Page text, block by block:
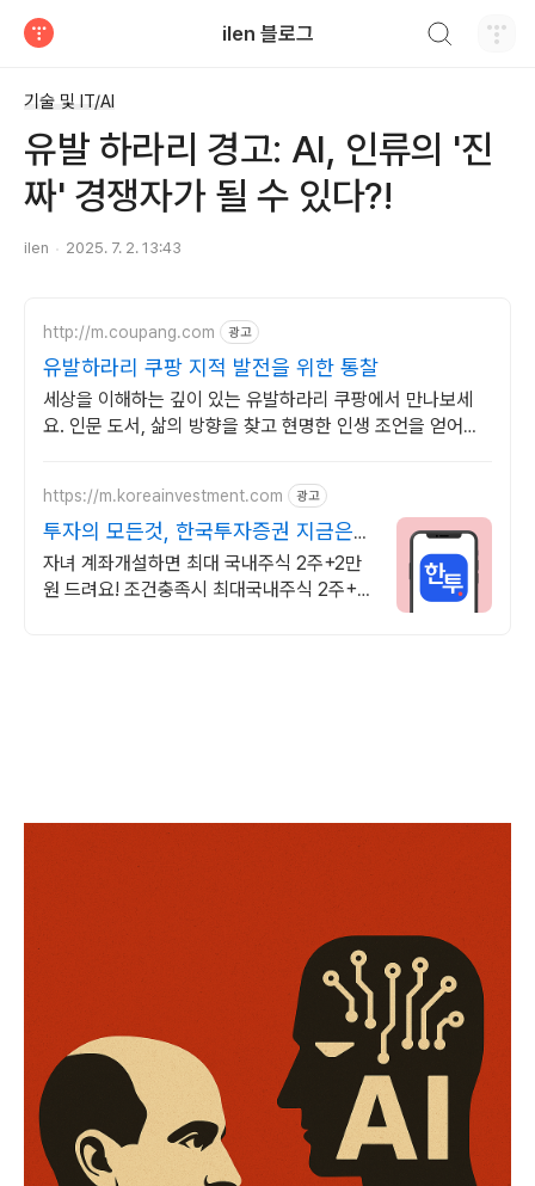
ilen 블로그
기술 및 IT/AI
유발 하라리 경고: AI, 인류의 '진
짜' 경쟁자가 될 수 있다?!
ilen 2025. 7. 2. 13:43
http://m.coupang.com 광고
유발하라리 쿠팡 지적 발전을 위한 통찰
세상을 이해하는 깊이 있는 유발하라리 쿠팡에서 만나보세
요. 인문 도서, 삶의 방향을 찾고 현명한 인생 조언을 얻어가
https://m.koreainvestment.com 광고
투자의 모든것, 한국투자증권 지금은
한국투자!
자녀 계좌개설하면 최대 국내주식 2주+2만
원 드려요! 조건충족시 최대국내주식 2주+2